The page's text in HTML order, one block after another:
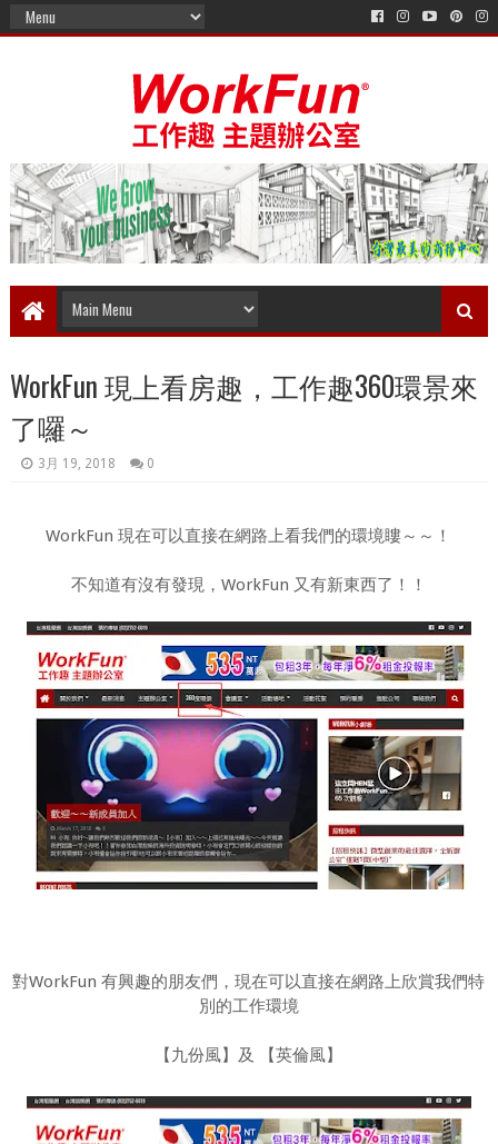
WorkFun 現上看房趣，工作趣360環景來
了囉～
3月 19, 2018 0
WorkFun 現在可以直接在網路上看我們的環境瞜～～！
不知道有沒有發現，WorkFun 又有新東西了！！
對WorkFun 有興趣的朋友們，現在可以直接在網路上欣賞我們特
別的工作環境
【九份風】及 【英倫風】